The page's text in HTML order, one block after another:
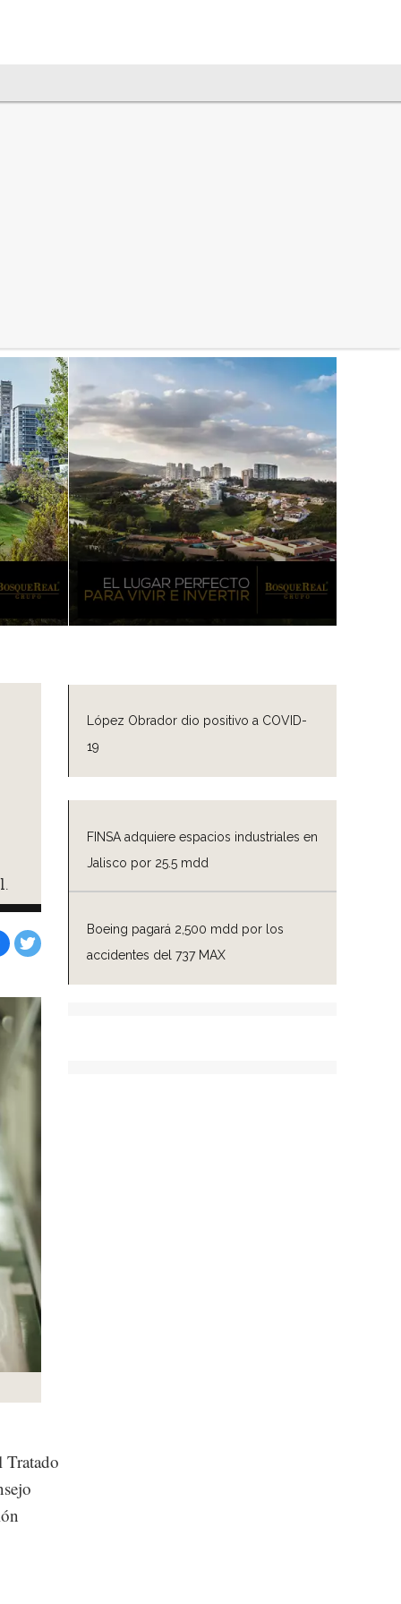
López Obrador dio positivo a COVID-
19
FINSA adquiere espacios industriales en
Jalisco por 25.5 mdd
Boeing pagará 2,500 mdd por los
accidentes del 737 MAX
Tratado